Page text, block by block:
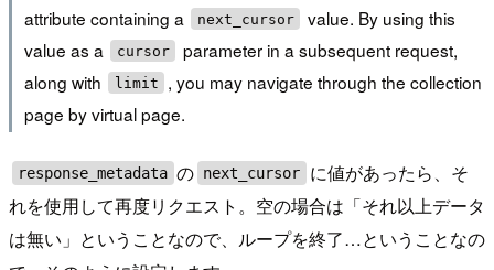
attribute containing a next_cursor
value. By using this
value as a
cursor
parameter in a subsequent request,
along with
limit
, you may navigate through the collection
page by virtual page.
response_metadata の next_cursor
に値があったら、そ
れを使用して再度リクエスト。空の場合は「それ以上データ
は無い」ということなので、ループを終了…ということなの